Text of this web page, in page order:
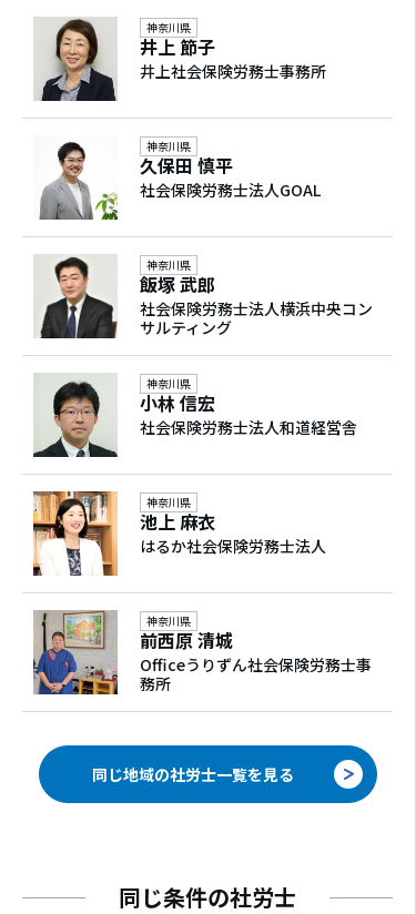
売業、ＩＴ関連業、金融、保険業、飲食業
対応事業規模
1人～10人、11人～30人、31人～50人、51人
～100人
経歴
1971年生まれ。中央大学経済学部出身。コン
サルティング会社を退社後、さまざまな規
模・業種の外資系企業の情報システム部マ
ネージャーを歴任。その傍ら、中小企業診断
士・社会保険労務士としてマーケティング能
力を活かし、運営するネットラジオ番組に数
十万人を集客。「超快速勉強法（すばる
舎）」など著書多数。
保有資格
AFP 中小企業診断士 情報処理技術者１種
井上 節子
神奈川県
井上社会保険労務士事務所
久保田 慎平
神奈川県
社会保険労務士法人GOAL
飯塚 武郎
神奈川県
社会保険労務士法人横浜中央コン
サルティング
小林 信宏
神奈川県
社会保険労務士法人和道経営舎
池上 麻衣
神奈川県
はるか社会保険労務士法人
前西原 清城
神奈川県
Officeうりずん社会保険労務士事
務所
同じ地域の社労士一覧を見る
同じ条件の社労士